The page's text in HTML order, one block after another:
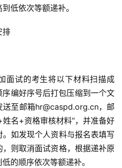
低依次等额递补。
排
面试的考生将以下材料扫描成
编好序号后打包压缩到一个文
送至邮箱hr@caspd.org.cn，邮
名+资格审核材料”，并准备好
如发现个人资料与报名表填写
则取消面试资格，根据递补原
的顺序依次等额递补。